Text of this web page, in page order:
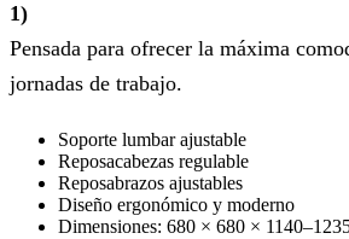
1)
Pensada para ofrecer la máxima
jornadas de trabajo.
Soporte lumbar ajustable
Reposacabezas regulable
Reposabrazos ajustables
Diseño ergonómico y moderno
Dimensiones: 680 × 680 ×